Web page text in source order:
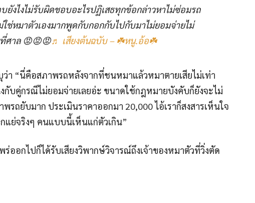
ยังไงไม่รับผิดชอบอะไรปฏิเสธทุกข้อกล่าวหาไม่ซ่อมรถ
ใช่หมาตัวเองมากพูดกับกอกกับไปกับมาไม่ยอมจ่ายไม่
ศาล 😡😡😡♬ เสียงต้นฉบับ – ☘️หนู.อ้อ☘️
ว่า “นี่คือสภาพรถหลังจากที่ชนหมาแล้วหมาตายเสียไม่เท่า
กับคู่กรณีไม่ยอมจ่ายเลยอ่ะ ขนาดใช้กฎหมายบังคับก็ยังจะไม่
ถยับมาก ประเมินราคาออกมา 20,000 ไอ้เราก็สงสารเห็นใจ
แย่จริงๆ คนแบบนี้เห็นแก่ตัวเกิน”
ร่ออกไปก็ได้รับเสียงวิพากษ์วิจารณ์ถึงเจ้าของหมาตัวที่วิ่งตัด